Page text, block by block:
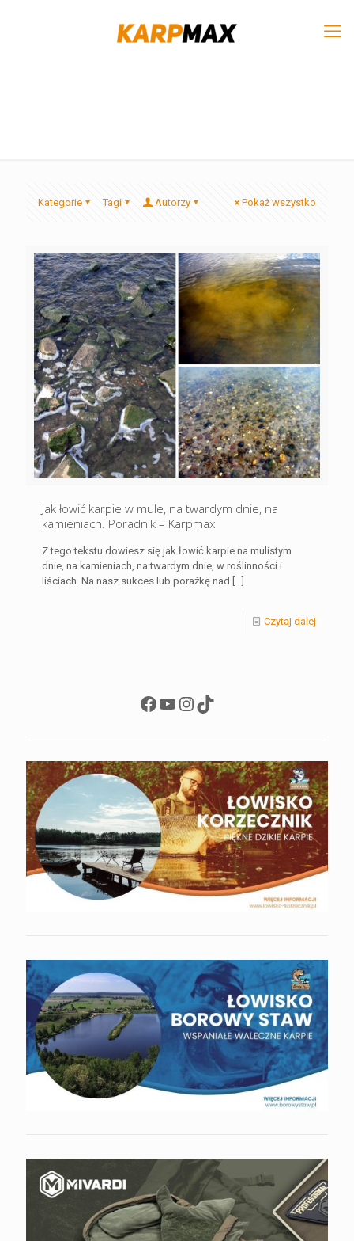
Kategorie Tagi Autorzy Pokaż wszystko
Jak łowić karpie w mule, na twardym dnie, na
kamieniach. Poradnik – Karpmax
Z tego tekstu dowiesz się jak łowić karpie na mulistym
dnie, na kamieniach, na twardym dnie, w roślinności i
liściach. Na nasz sukces lub porażkę nad
Czytaj dalej
Facebook
YouTube
Instagram
TikTok